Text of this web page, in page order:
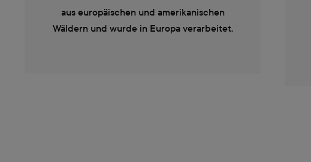
aus europäischen und amerikanischen
Wäldern und wurde in Europa verarbeitet.